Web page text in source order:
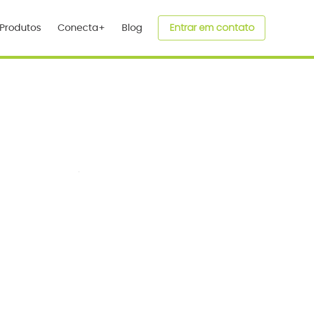
Produtos Conecta+ Blog Entrar em contato